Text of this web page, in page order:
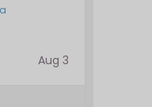
Aug 3